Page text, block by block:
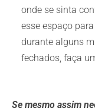
onde se sinta
esse espaço
durante alguns
fechados, faça
Se mesmo assim